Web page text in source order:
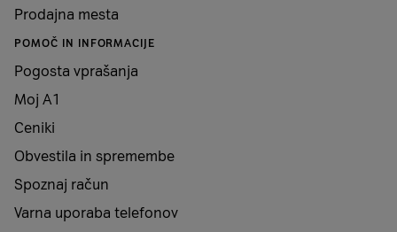
Prodajna mesta
POMOČ IN INFORMACIJE
Pogosta vprašanja
Moj A1
Ceniki
Obvestila in spremembe
Spoznaj račun
Varna uporaba telefonov